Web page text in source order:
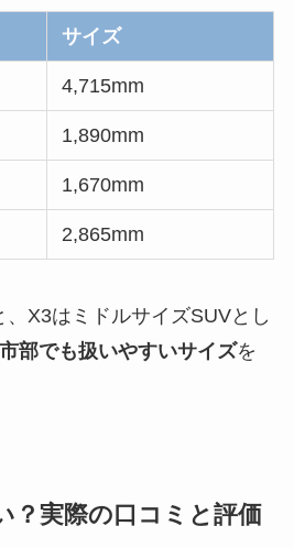
サイズ
4,715mm
1,890mm
1,670mm
2,865mm
X3はミドルサイズSUVとし
部でも扱いやすいサイズを
？実際の口コミと評価